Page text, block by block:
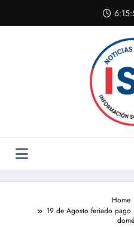
content
Home
19 de Agosto feriado pago